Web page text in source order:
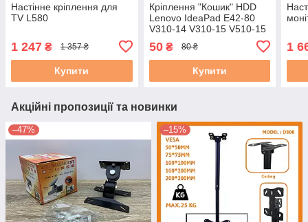
Настінне кріплення для
TV L580
1 247 ₴ 1 357 ₴
Купити
Кріплення "Кошик" HDD
Lenovo IdeaPad E42-80
V310-14 V310-15 V510-15
V510-14 (FCLV8005010) б/
в
50₴ 80 ₴
Купити
1
Акційні пропозиції та новинки
–47% –15%